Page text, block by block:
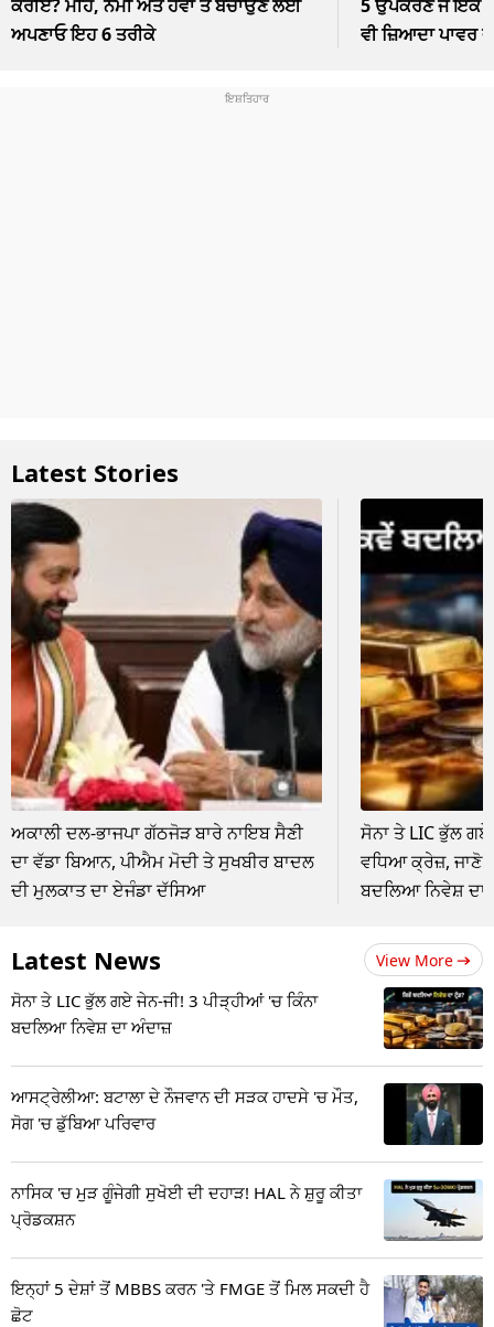
ਕਰੀਏ? ਮੀਂਹ, ਨਮੀ ਅਤੇ ਹਵਾ ਤੋਂ ਬਚਾਉਣ ਲਈ
ਅਪਣਾਓ ਇਹ 6 ਤਰੀਕੇ
5 ਉਪਕਰਣ ਜੋ ਇੱਕ
ਵੀ ਜ਼ਿਆਦਾ ਪਾਵਰ
Latest Stories
ਅਕਾਲੀ ਦਲ-ਭਾਜਪਾ ਗੱਠਜੋੜ ਬਾਰੇ ਨਾਇਬ ਸੈਣੀ
ਦਾ ਵੱਡਾ ਬਿਆਨ, ਪੀਐਮ ਮੋਦੀ ਤੇ ਸੁਖਬੀਰ ਬਾਦਲ
ਦੀ ਮੁਲਕਾਤ ਦਾ ਏਜੰਡਾ ਦੱਸਿਆ
ਸੋਨਾ ਤੇ LIC ਭੁੱਲ ਗਏ
ਵਧਿਆ ਕ੍ਰੇਜ਼, ਜਾਣੋ
ਬਦਲਿਆ ਨਿਵੇਸ਼ ਦਾ
Latest News View More
ਸੋਨਾ ਤੇ LIC ਭੁੱਲ ਗਏ ਜੇਨ-ਜੀ! 3 ਪੀੜ੍ਹੀਆਂ 'ਚ ਕਿੰਨਾ
ਬਦਲਿਆ ਨਿਵੇਸ਼ ਦਾ ਅੰਦਾਜ਼
ਆਸਟ੍ਰੇਲੀਆ: ਬਟਾਲਾ ਦੇ ਨੌਜਵਾਨ ਦੀ ਸੜਕ ਹਾਦਸੇ 'ਚ ਮੌਤ,
ਸੋਗ 'ਚ ਡੁੱਬਿਆ ਪਰਿਵਾਰ
ਨਾਸਿਕ 'ਚ ਮੁੜ ਗੂੰਜੇਗੀ ਸੁਖੋਈ ਦੀ ਦਹਾੜ! HAL ਨੇ ਸ਼ੁਰੂ ਕੀਤਾ
ਪ੍ਰੋਡਕਸ਼ਨ
ਇਨ੍ਹਾਂ 5 ਦੇਸ਼ਾਂ ਤੋਂ MBBS ਕਰਨ 'ਤੇ FMGE ਤੋਂ ਮਿਲ ਸਕਦੀ ਹੈ
ਛੋਟ